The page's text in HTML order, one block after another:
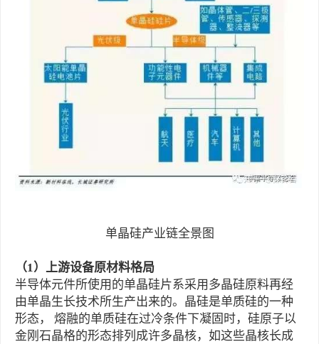
单晶硅产业链全景图
（1）上游设备原材料格局
半导体元件所使用的单晶硅片系采用多晶硅原料再经
由单晶生长技术所生产出来的。晶硅是单质硅的一种
形态， 熔融的单质硅在过冷条件下凝固时，硅原子以
金刚石晶格的形态排列成许多晶核，如这些晶核长成